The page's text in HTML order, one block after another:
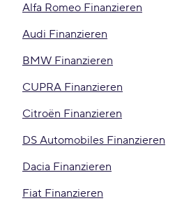
Alfa Romeo Finanzieren
Audi Finanzieren
BMW Finanzieren
CUPRA Finanzieren
Citroën Finanzieren
DS Automobiles Finanzieren
Dacia Finanzieren
Fiat Finanzieren